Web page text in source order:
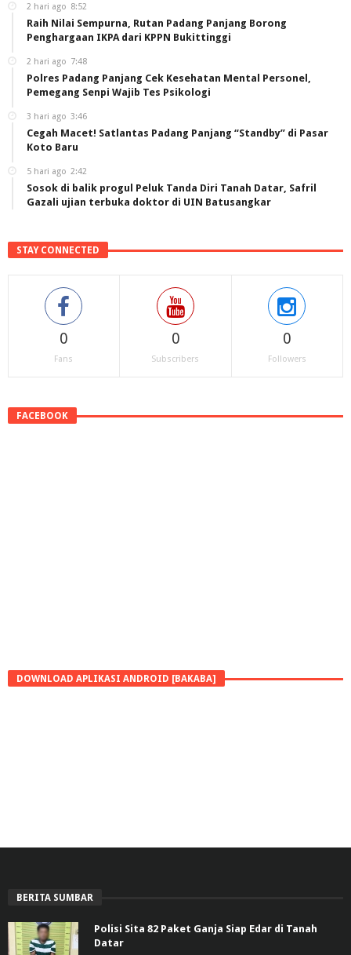
2 hari ago 8:52
Raih Nilai Sempurna, Rutan Padang Panjang Borong
Penghargaan IKPA dari KPPN Bukittinggi
2 hari ago 7:48
Polres Padang Panjang Cek Kesehatan Mental Personel,
Pemegang Senpi Wajib Tes Psikologi
3 hari ago 3:46
Cegah Macet! Satlantas Padang Panjang “Standby” di Pasar
Koto Baru
5 hari ago 2:42
Sosok di balik progul Peluk Tanda Diri Tanah Datar, Safril
Gazali ujian terbuka doktor di UIN Batusangkar
STAY CONNECTED
0
Fans
0
Subscribers
0
Followers
FACEBOOK
DOWNLOAD APLIKASI ANDROID [BAKABA]
BERITA SUMBAR
Polisi Sita 82 Paket Ganja Siap Edar di Tanah
Datar